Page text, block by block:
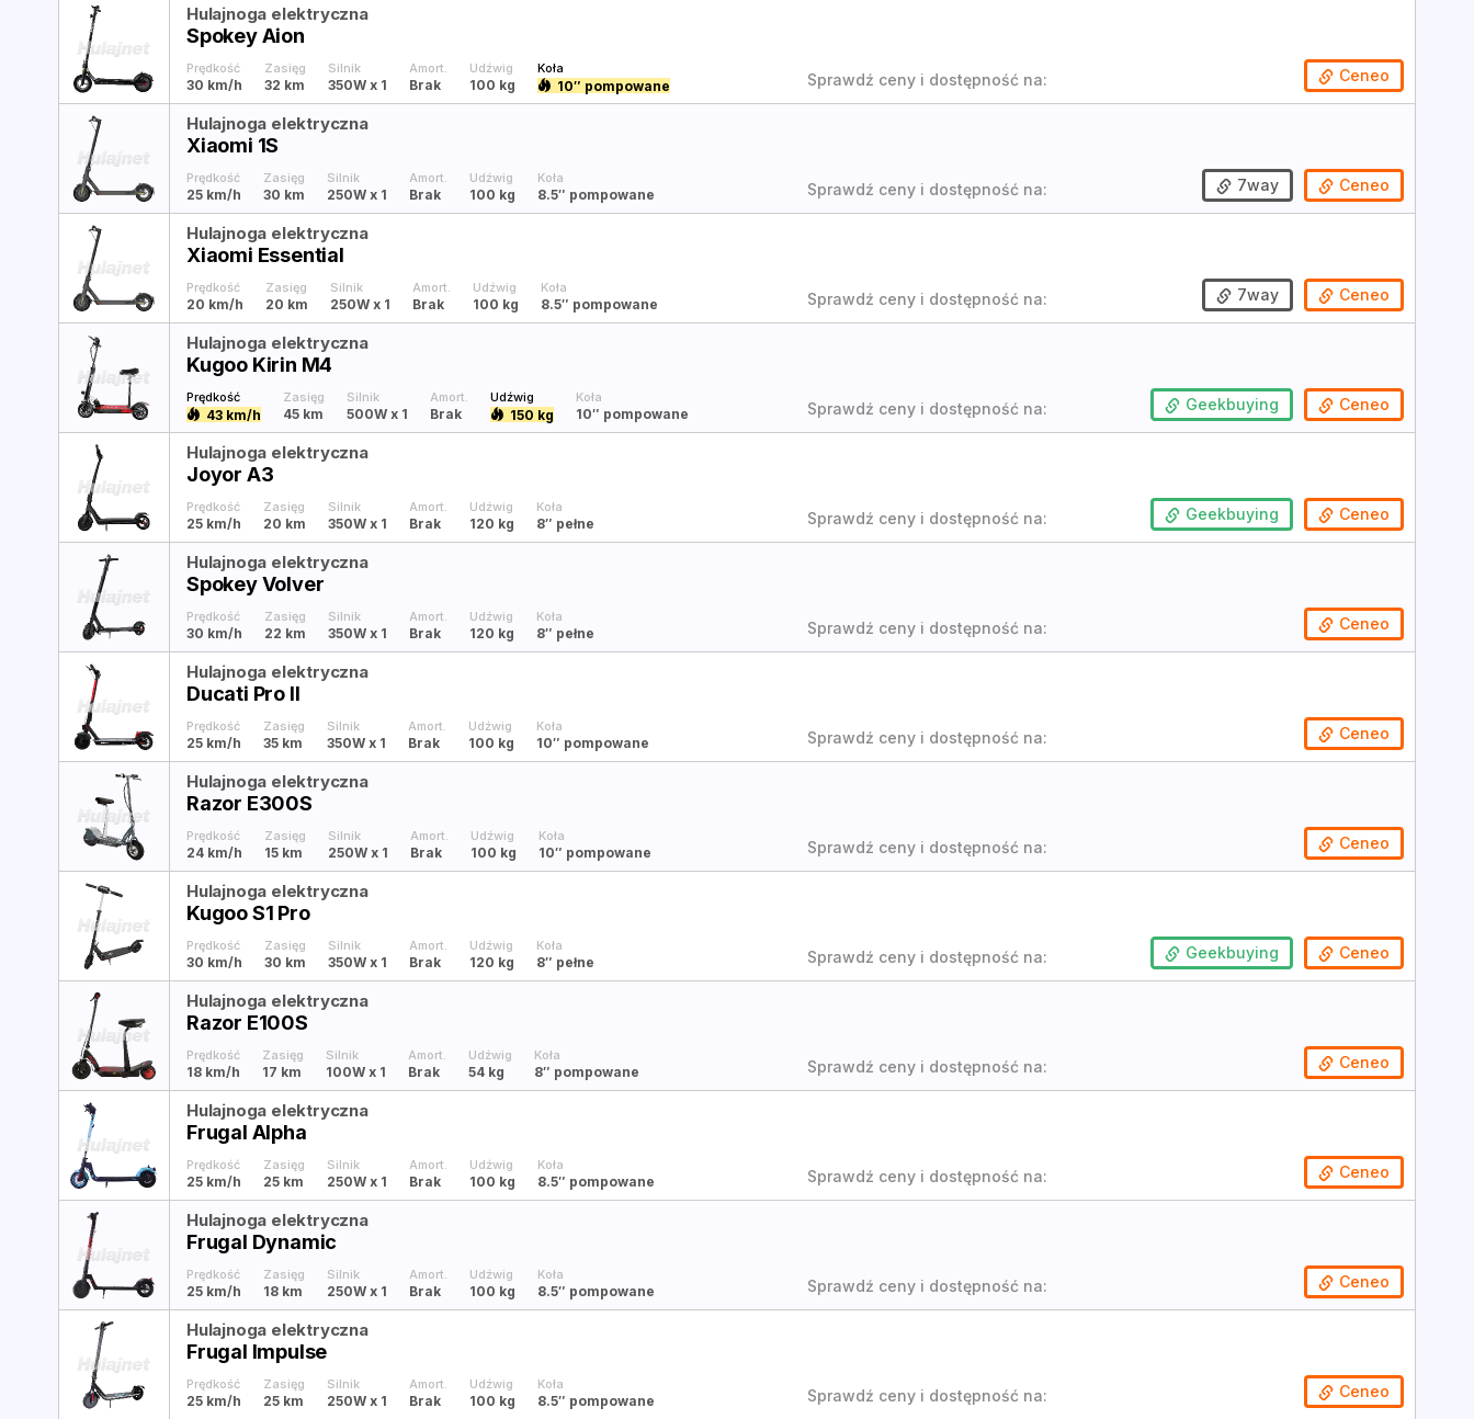
Hulajnoga elektryczna
Spokey Aion
Prędkość
30 km/h
Zasięg
32 km
Silnik
350W x 1
Amort.
Brak
Udźwig
100 kg
Koła
10″ pompowane Sprawdź ceny i dostępność na: Ceneo
Hulajnoga elektryczna
Xiaomi 1S
Prędkość
25 km/h
Zasięg
30 km
Silnik
250W x 1
Amort.
Brak
Udźwig
100 kg
Koła
8.5″ pompowane Sprawdź ceny i dostępność na: 7way Ceneo
Hulajnoga elektryczna
Xiaomi Essential
Prędkość
20 km/h
Zasięg
20 km
Silnik
250W x 1
Amort.
Brak
Udźwig
100 kg
Koła
8.5″ pompowane Sprawdź ceny i dostępność na: 7way Ceneo
Hulajnoga elektryczna
Kugoo Kirin M4
Prędkość
43 km/h
Zasięg
45 km
Silnik
500W x 1
Amort.
Brak
Udźwig
150 kg
Koła
10″ pompowane Sprawdź ceny i dostępność na: Geekbuying Ceneo
Hulajnoga elektryczna
Joyor A3
Prędkość
25 km/h
Zasięg
20 km
Silnik
350W x 1
Amort.
Brak
Udźwig
120 kg
Koła
8″ pełne Sprawdź ceny i dostępność na: Geekbuying Ceneo
Hulajnoga elektryczna
Spokey Volver
Prędkość
30 km/h
Zasięg
22 km
Silnik
350W x 1
Amort.
Brak
Udźwig
120 kg
Koła
8″ pełne Sprawdź ceny i dostępność na: Ceneo
Hulajnoga elektryczna
Ducati Pro II
Prędkość
25 km/h
Zasięg
35 km
Silnik
350W x 1
Amort.
Brak
Udźwig
100 kg
Koła
10″ pompowane Sprawdź ceny i dostępność na: Ceneo
Hulajnoga elektryczna
Razor E300S
Prędkość
24 km/h
Zasięg
15 km
Silnik
250W x 1
Amort.
Brak
Udźwig
100 kg
Koła
10″ pompowane Sprawdź ceny i dostępność na: Ceneo
Hulajnoga elektryczna
Kugoo S1 Pro
Prędkość
30 km/h
Zasięg
30 km
Silnik
350W x 1
Amort.
Brak
Udźwig
120 kg
Koła
8″ pełne Sprawdź ceny i dostępność na: Geekbuying Ceneo
Hulajnoga elektryczna
Razor E100S
Prędkość
18 km/h
Zasięg
17 km
Silnik
100W x 1
Amort.
Brak
Udźwig
54 kg
Koła
8″ pompowane Sprawdź ceny i dostępność na: Ceneo
Hulajnoga elektryczna
Frugal Alpha
Prędkość
25 km/h
Zasięg
25 km
Silnik
250W x 1
Amort.
Brak
Udźwig
100 kg
Koła
8.5″ pompowane Sprawdź ceny i dostępność na: Ceneo
Hulajnoga elektryczna
Frugal Dynamic
Prędkość
25 km/h
Zasięg
18 km
Silnik
250W x 1
Amort.
Brak
Udźwig
100 kg
Koła
8.5″ pompowane Sprawdź ceny i dostępność na: Ceneo
Hulajnoga elektryczna
Frugal Impulse
Prędkość
25 km/h
Zasięg
25 km
Silnik
250W x 1
Amort.
Brak
Udźwig
100 kg
Koła
8.5″ pompowane Sprawdź ceny i dostępność na: Ceneo